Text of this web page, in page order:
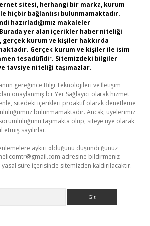
sitesi, herhangi bir marka, kurum
hiçbir bağlantısı bulunmamaktadır.
hazırladığımız makaleler
yer alan içerikler haber niteliği
gerçek kurum ve kişiler hakkında
Gerçek kurum ve kişiler ile isim
tesadüfidir. Sitemizdeki bilgiler
tavsiye niteliği taşımazlar.
gereğince Bilgi Teknolojileri ve İletişim
onaylanmış bir Yer Sağlayıcı olarak hizmet
sitedeki içerikleri proaktif olarak denetleme
bulunmamaktadır. Ancak, üyelerimiz
taşımakta olup, siteye üye olarak
sayılırlar.
aykırı olduğunu düşündüğünüz
adresine bildirmeniz
süre içerisinde sitemizden kaldırılacaktır.